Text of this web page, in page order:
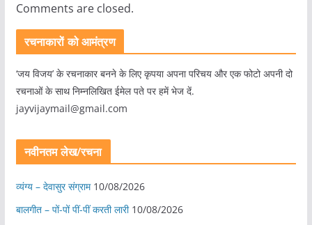
Comments are closed.
रचनाकारों को आमंत्रण
‘जय विजय’ के रचनाकार बनने के लिए कृपया अपना परिचय और एक फोटो अपनी दो
रचनाओं के साथ निम्नलिखित ईमेल पते पर हमें भेज दें.
jayvijaymail@gmail.com
नवीनतम लेख/रचना
व्यंग्य – देवासुर संग्राम 10/08/2026
बालगीत – पों-पों पीं-पीं करती लारी 10/08/2026